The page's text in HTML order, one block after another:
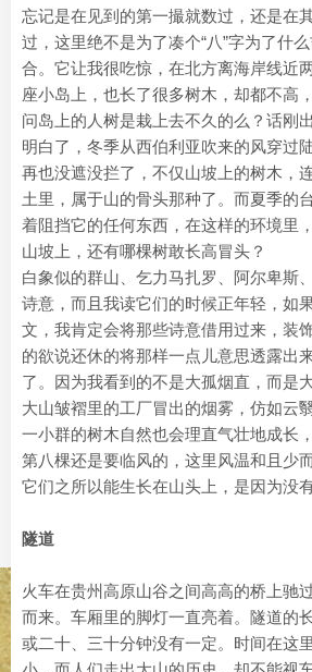
忘记是在见到的第一撮就数过，还是在
过，这里绝不是为了凑个“八”字为了什
合。它让我很吃惊，在北方离海岸线近
座小岛上，也长了很多树木，却都不高
问岛上的人树是栽上去不久的么？话刚
明白了，冬季从西伯利亚吹来的风穿过
再也没遮没拦了，不仅山坡上的树木，
土里，属于山的骨头那种了。而夏季的
着阻挡它的任何东西，在这样的环境里
山坡上，还有哪棵树敢长高冒头？
白象似的群山、乞力马扎罗、阿尔卑斯
诗意，而且我读它们的时候正年轻，如
文，我肯定会将那些诗意借用过来，装
的欲说还休的将那样一点儿意思透露出
了。因为我看到的不是大孤烟直，而是
大山皱褶里的工厂冒出的烟雾，仿如云
一小群的树木自然也会理直气壮地成长
第八棵还是要临风的，这里风温和且少而
它们之所以能生长在山头上，是因为没
隧道
火车在贵州高原山谷之间高高的桥上驰
而来。车厢里的脚灯一直亮着。隧道的
或二十、三十分钟没有一定。时间在这